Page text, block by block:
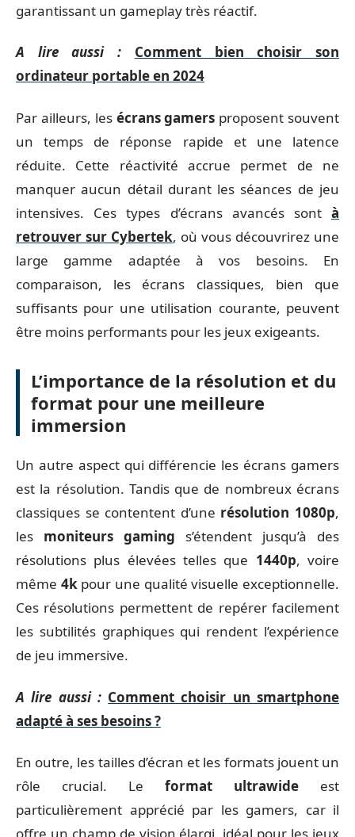
garantissant un gameplay très réactif.
A lire aussi :
Comment bien choisir son
ordinateur portable en 2024
Par ailleurs, les écrans gamers proposent souvent
un temps de réponse rapide et une latence
réduite. Cette réactivité accrue permet de ne
manquer aucun détail durant les séances de jeu
intensives. Ces types d’écrans avancés sont à
retrouver sur Cybertek, où vous découvrirez une
large gamme adaptée à vos besoins. En
comparaison, les écrans classiques, bien que
suffisants pour une utilisation courante, peuvent
être moins performants pour les jeux exigeants.
L’importance de la résolution et du
format pour une meilleure
immersion
Un autre aspect qui différencie les écrans gamers
est la résolution. Tandis que de nombreux écrans
classiques se contentent d’une résolution 1080p,
les moniteurs gaming s’étendent jusqu’à des
résolutions plus élevées telles que 1440p, voire
même 4kpour une qualité visuelle exceptionnelle.
Ces résolutions permettent de repérer facilement
les subtilités graphiques qui rendent l’expérience
de jeu immersive.
A lire aussi : Comment choisir un smartphone
adapté à ses besoins ?
En outre, les tailles d’écran et les formats jouent un
rôle crucial. Le format ultrawide est
particulièrement apprécié par les gamers, car il